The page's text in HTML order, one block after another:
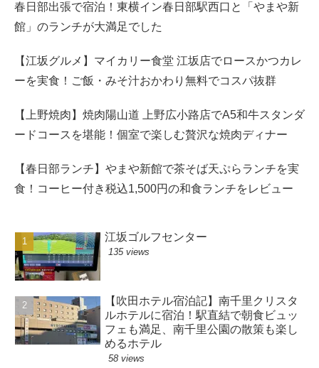
春日部出張で宿泊！東横イン春日部駅西口と「やまや新
館」のランチが大満足でした
【江坂グルメ】マイカリー食堂 江坂店でロースかつカレ
ーを実食！ご飯・みそ汁おかわり無料でコスパ抜群
【上野焼肉】焼肉陽山道 上野広小路店でA5和牛スタンダ
ードコースを堪能！個室で楽しむ贅沢な焼肉ディナー
【春日部ランチ】やまや新館で茶そば天ぷらランチを実
食！コーヒー付き税込1,500円の和食ランチをレビュー
江坂ゴルフセンター
135 views
【吹田ホテル宿泊記】南千里クリスタ
ルホテルに宿泊！駅直結で朝食ビュッ
フェも満足、南千里公園の散策も楽し
めるホテル
58 views